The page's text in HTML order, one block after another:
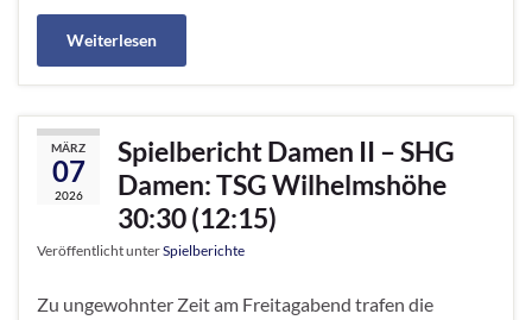
Weiterlesen
MÄRZ
07
2026
Spielbericht Damen II – SHG
Damen: TSG Wilhelmshöhe
30:30 (12:15)
Veröffentlicht unterSpielberichte
Zu ungewohnter Zeit am Freitagabend trafen die